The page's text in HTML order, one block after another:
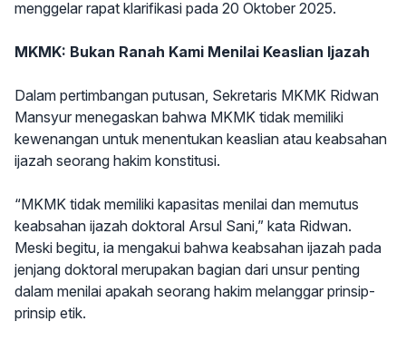
menggelar rapat klarifikasi pada 20 Oktober 2025.
MKMK: Bukan Ranah Kami Menilai Keaslian Ijazah
Dalam pertimbangan putusan, Sekretaris MKMK Ridwan
Mansyur menegaskan bahwa MKMK tidak memiliki
kewenangan untuk menentukan keaslian atau keabsahan
ijazah seorang hakim konstitusi.
“MKMK tidak memiliki kapasitas menilai dan memutus
keabsahan ijazah doktoral Arsul Sani,” kata Ridwan.
Meski begitu, ia mengakui bahwa keabsahan ijazah pada
jenjang doktoral merupakan bagian dari unsur penting
dalam menilai apakah seorang hakim melanggar prinsip-
prinsip etik.